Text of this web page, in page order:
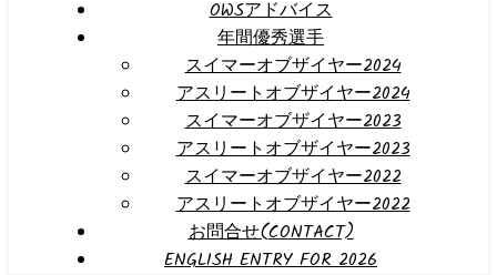
OWSアドバイス
年間優秀選手
スイマーオブザイヤー2024
アスリートオブザイヤー2024
スイマーオブザイヤー2023
アスリートオブザイヤー2023
スイマーオブザイヤー2022
アスリートオブザイヤー2022
お問合せ(CONTACT)
ENGLISH ENTRY FOR 2026